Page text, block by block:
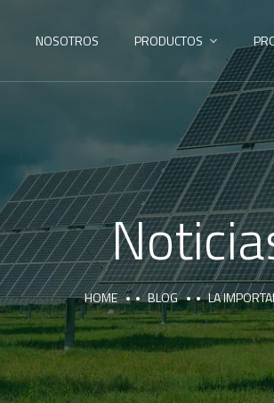
NOSOTROS PRODUCTOS
HOME BLOG LA